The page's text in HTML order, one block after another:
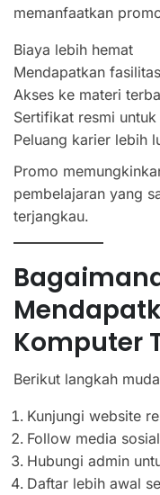
memanfaatkan
Biaya lebih hemat
Mendapatkan
Akses ke materi
Sertifikat resmi untuk
Peluang karier lebih
Promo
pembelajaran yang
terjangkau.
Komputer
Berikut langkah
Kunjungi website
Follow media
Hubungi admin
Daftar lebih awal